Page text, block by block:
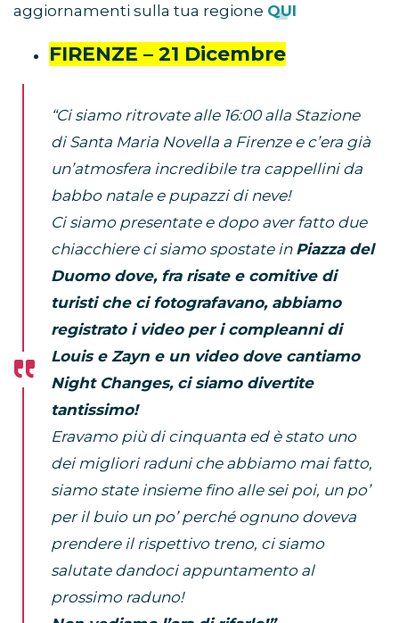
aggiornamenti sulla tua regione QUI
FIRENZE – 21 Dicembre
“Ci siamo ritrovate alle 16:00 alla Stazione
di Santa Maria Novella a Firenze e c’era già
un’atmosfera incredibile tra cappellini da
babbo natale e pupazzi di neve!
Ci siamo presentate e dopo aver fatto due
chiacchiere ci siamo spostate in Piazza del
Duomo dove, fra risate e comitive di
turisti che ci fotografavano, abbiamo
registrato i video per i compleanni di
Louis e Zayn e un video dove cantiamo
Night Changes, ci siamo divertite
tantissimo!
Eravamo più di cinquanta ed è stato uno
dei migliori raduni che abbiamo mai fatto,
siamo state insieme fino alle sei poi, un po’
per il buio un po’ perché ognuno doveva
prendere il rispettivo treno, ci siamo
salutate dandoci appuntamento al
prossimo raduno!